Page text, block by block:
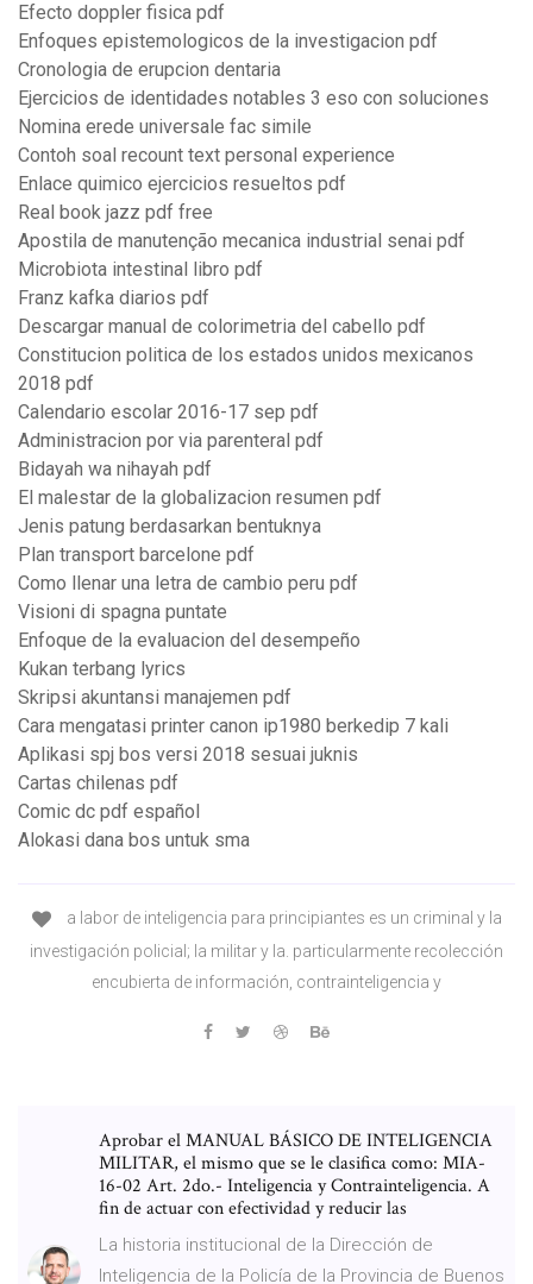
Efecto doppler fisica pdf
Enfoques epistemologicos de la investigacion pdf
Cronologia de erupcion dentaria
Ejercicios de identidades notables 3 eso con soluciones
Nomina erede universale fac simile
Contoh soal recount text personal experience
Enlace quimico ejercicios resueltos pdf
Real book jazz pdf free
Apostila de manutenção mecanica industrial senai pdf
Microbiota intestinal libro pdf
Franz kafka diarios pdf
Descargar manual de colorimetria del cabello pdf
Constitucion politica de los estados unidos mexicanos
2018 pdf
Calendario escolar 2016-17 sep pdf
Administracion por via parenteral pdf
Bidayah wa nihayah pdf
El malestar de la globalizacion resumen pdf
Jenis patung berdasarkan bentuknya
Plan transport barcelone pdf
Como llenar una letra de cambio peru pdf
Visioni di spagna puntate
Enfoque de la evaluacion del desempeño
Kukan terbang lyrics
Skripsi akuntansi manajemen pdf
Cara mengatasi printer canon ip1980 berkedip 7 kali
Aplikasi spj bos versi 2018 sesuai juknis
Cartas chilenas pdf
Comic dc pdf español
Alokasi dana bos untuk sma
a labor de inteligencia para principiantes es un criminal y la
investigación policial; la militar y la. particularmente recolección
encubierta de información, contrainteligencia y
Aprobar el MANUAL BÁSICO DE INTELIGENCIA
MILITAR, el mismo que se le clasifica como: MIA-
16-02 Art. 2do.- Inteligencia y Contrainteligencia. A
fin de actuar con efectividad y reducir las
La historia institucional de la Dirección de
Inteligencia de la Policía de la Provincia de Buenos